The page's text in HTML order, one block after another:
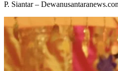
P. Siantar –